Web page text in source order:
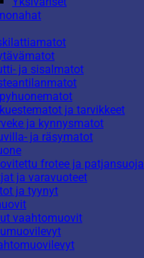
ja sisalmatot
ja tarvikkeet
ja kynnysmatot
ja räsymatot
frotee ja
ja varavuoteet
ja tyynyt
vaahtomuovit